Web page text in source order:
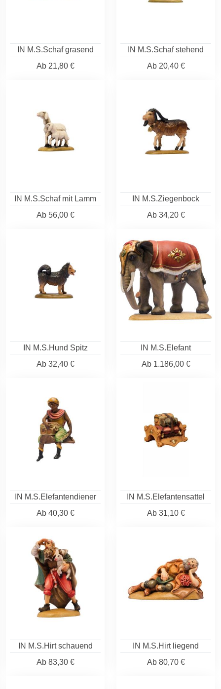
IN M.S.Schaf grasend
Ab21,80 €
IN M.S.Schaf stehend
Ab20,40 €
IN M.S.Schaf mit Lamm
Ab56,00 €
IN M.S.Ziegenbock
Ab34,20 €
IN M.S.Hund Spitz
Ab32,40 €
IN M.S.Elefant
Ab1.186,00 €
IN M.S.Elefantendiener
Ab40,30 €
IN M.S.Elefantensattel
Ab31,10 €
IN M.S.Hirt schauend
Ab83,30 €
IN M.S.Hirt liegend
Ab80,70 €